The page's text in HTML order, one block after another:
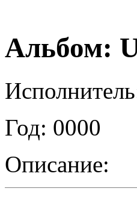
Альбом:
Год: 0000
Описание: